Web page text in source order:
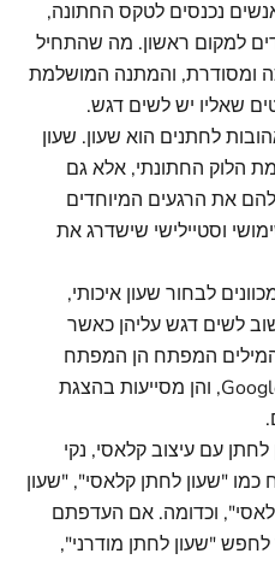
נכנסים לטקס החתונה,
למקום ראשון. מה שהתחיל
ומסודרת, והמתנה המושלמת
שאליו יש לשים דגש.
לחתנים הוא שעון. שעון
הלוק החתונתי, אלא גם
את הרגעים המיוחדים
וסטיילישי שישדרג את
לבחור שעון איכותי,
לשים דגש עליהן כאשר
המפתח הן המפתח
לאינדקס במנועי החיפוש כמו Google, והן מסייעות בהצגת
עם עיצוב קלאסי, נקי
"שעון לחתן קלאסי", "שעון
וכדומה. אם העדפתם
לחפש "שעון לחתן מודרני",